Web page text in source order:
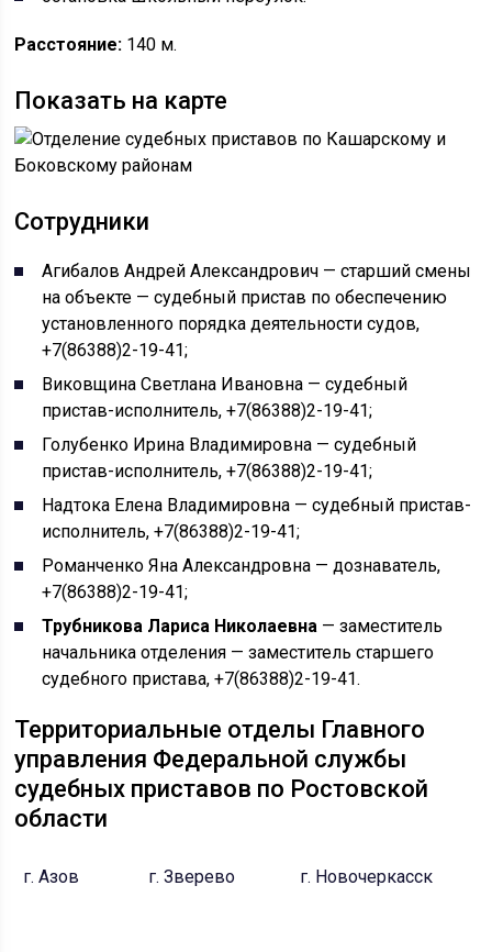
Расстояние: 140 м.
Показать на карте
Сотрудники
Агибалов Андрей Александрович — старший смены
на объекте — судебный пристав по обеспечению
установленного порядка деятельности судов,
+7(86388)2-19-41;
Виковщина Светлана Ивановна — судебный
пристав-исполнитель, +7(86388)2-19-41;
Голубенко Ирина Владимировна — судебный
пристав-исполнитель, +7(86388)2-19-41;
Надтока Елена Владимировна — судебный пристав-
исполнитель, +7(86388)2-19-41;
Романченко Яна Александровна — дознаватель,
+7(86388)2-19-41;
Трубникова Лариса Николаевна — заместитель
начальника отделения — заместитель старшего
судебного пристава, +7(86388)2-19-41.
Территориальные отделы Главного
управления Федеральной службы
судебных приставов по Ростовской
области
г. Азов г. Зверево г. Новочеркасск